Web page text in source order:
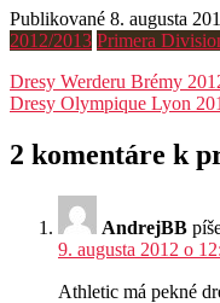
Publikované 8. augusta
2012/2013 Primera
Navigácia
v
článku
Dresy Werderu Brémy
Dresy Olympique Lyon
2 komentáre k
AndrejBB
9. augusta 2012 o
Athletic má pekné